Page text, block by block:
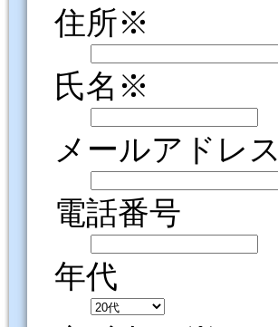
住所※
氏名※
メールアドレ
電話番号
年代